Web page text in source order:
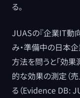
る。
JUASの『企業IT動
み・準備中の日本
方法を問うと「効果
的な効果の測定（
る（Evidence DB: